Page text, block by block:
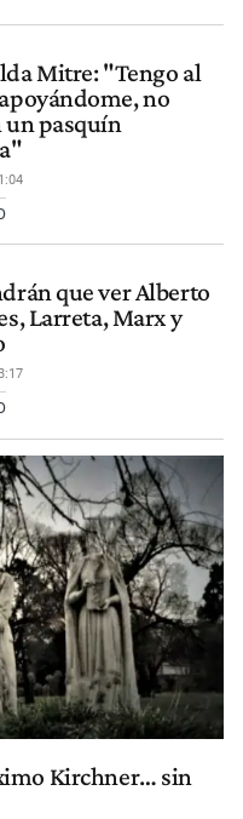
Mitre: "Tengo al
no
pasquín
que ver Alberto
Larreta, Marx y
Kirchner… sin